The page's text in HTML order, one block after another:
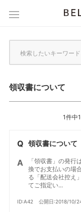
領収書について
1件中
領収書について
「領収書」の発
換でお支払いの場
る「配送会社控え
てご指定い...
ID:A42 公開日:2018/10/